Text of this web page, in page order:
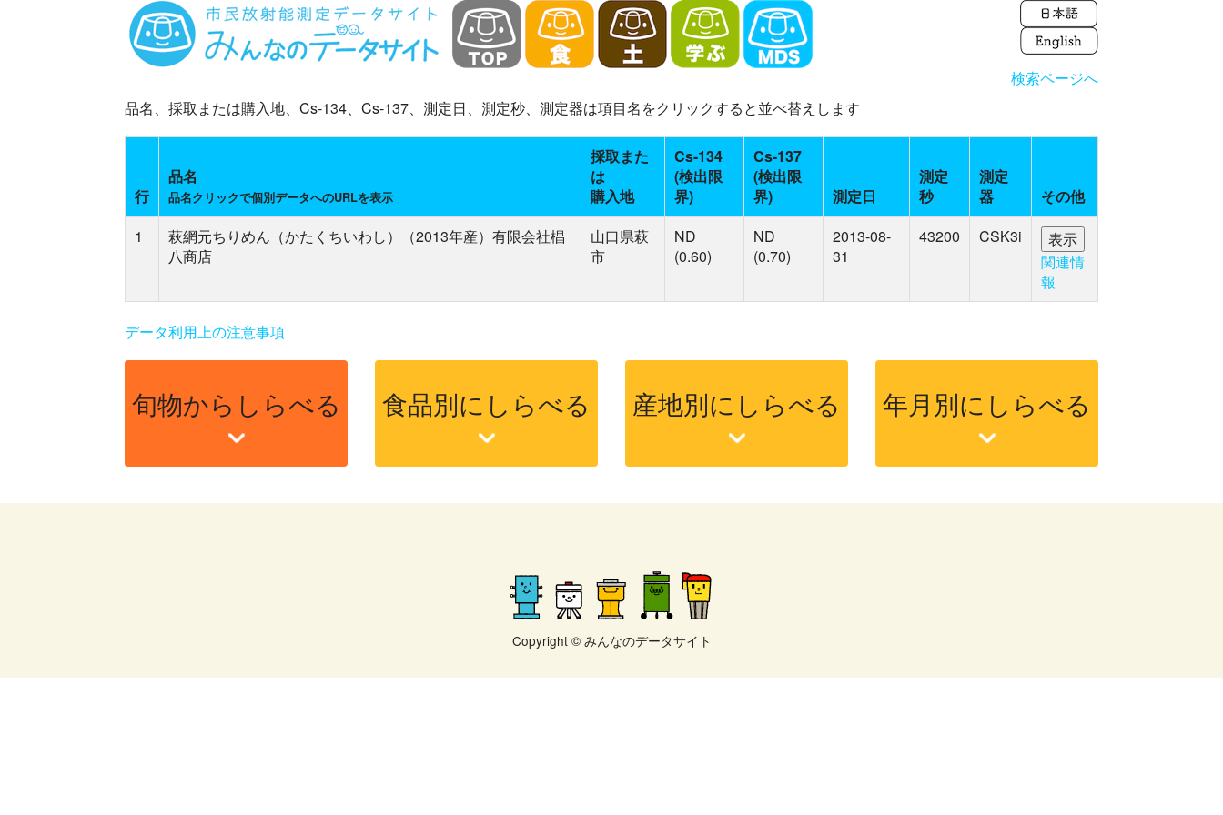
検索ページへ
品名、採取または購入地、Cs-134、Cs-137、測定日、測定秒、測定器は項目名をクリックすると並べ替えします
行
品名
品名クリックで個別データへのURLを表示
採取また
は
購入地
Cs-134
(検出限
界)
Cs-137
(検出限
界)
測定日
測定
秒
測定
器
その他
1
萩網元ちりめん（かたくちいわし）（2013年産）有限会社椙
八商店
山口県萩
市
ND
(0.60)
ND
(0.70)
2013-08-
31
43200
CSK3i
関連情
報
データ利用上の注意事項
旬物からしらべる 食品別にしらべる 産地別にしらべる 年月別にしらべる
Copyright © みんなのデータサイト